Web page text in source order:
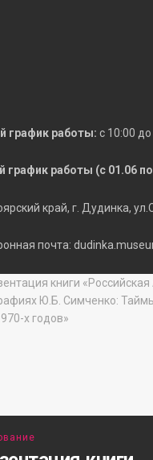
график работы: с 10:00
график работы (с 01.06
край, г. Дудинка,
почта: